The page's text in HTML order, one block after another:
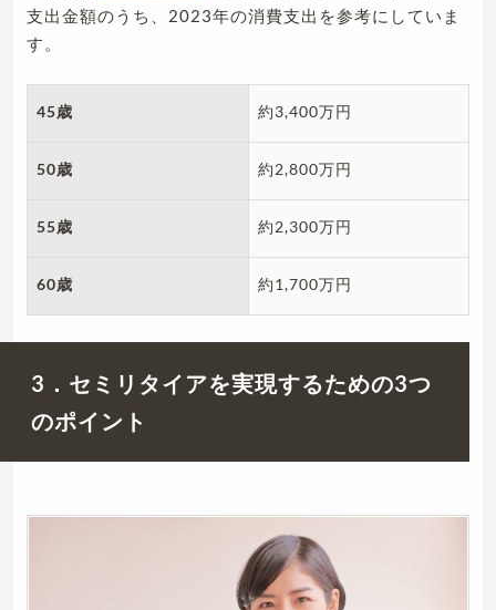
支出金額のうち、2023年の消費支出を参考にしていま
す。
45歳 約3,400万円
50歳 約2,800万円
55歳 約2,300万円
60歳 約1,700万円
3．セミリタイアを実現するための3つ
のポイント